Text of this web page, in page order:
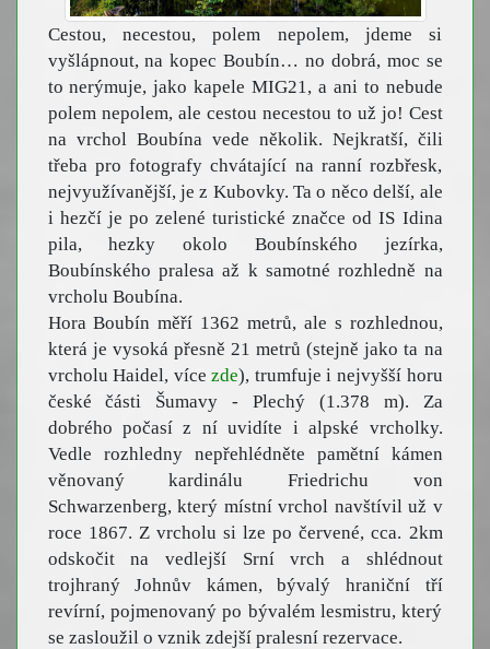
Cestou, necestou, polem nepolem, jdeme si
vyšlápnout, na kopec Boubín… no dobrá, moc se
to nerýmuje, jako kapele MIG21, a ani to nebude
polem nepolem, ale cestou necestou to už jo! Cest
na vrchol Boubína vede několik. Nejkratší, čili
třeba pro fotografy chvátající na ranní rozbřesk,
nejvyužívanější, je z Kubovky. Ta o něco delší, ale
i hezčí je po zelené turistické značce od IS Idina
pila, hezky okolo Boubínského jezírka,
Boubínského pralesa až k samotné rozhledně na
vrcholu Boubína.
Hora Boubín měří 1362 metrů, ale s rozhlednou,
která je vysoká přesně 21 metrů (stejně jako ta na
vrcholu Haidel, vícezde), trumfuje i nejvyšší horu
české části Šumavy - Plechý (1.378 m). Za
dobrého počasí z ní uvidíte i alpské vrcholky.
Vedle rozhledny nepřehlédněte pamětní kámen
věnovaný kardinálu Friedrichu von
Schwarzenberg, který místní vrchol navštívil už v
roce 1867. Z vrcholu si lze po červené, cca. 2km
odskočit na vedlejší Srní vrch a shlédnout
trojhraný Johnův kámen, bývalý hraniční tří
revírní, pojmenovaný po bývalém lesmistru, který
se zasloužil o vznik zdejší pralesní rezervace.